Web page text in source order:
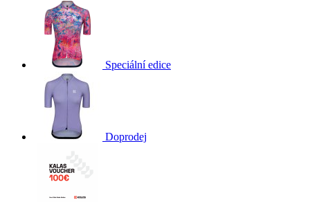
Speciální edice
Doprodej